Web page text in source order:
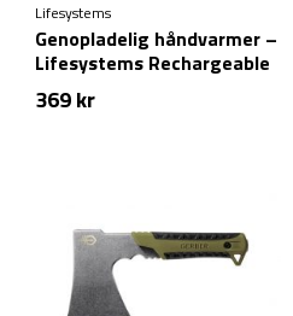
Lifesystems
Genopladelig håndvarmer –
Lifesystems Rechargeable
Hand Warmer
369kr